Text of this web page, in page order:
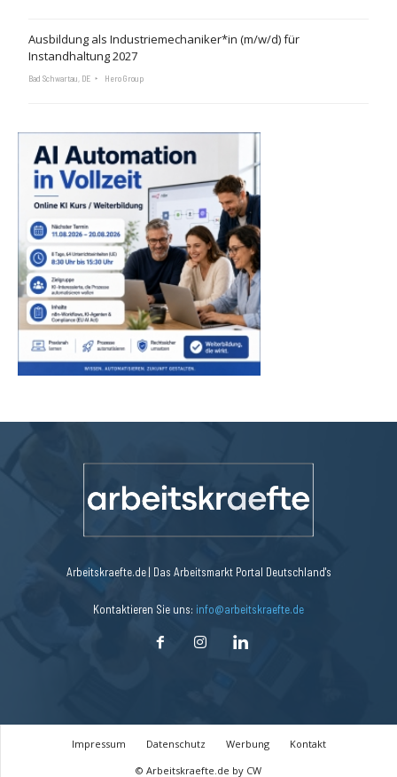
Ausbildung als Industriemechaniker*in (m/w/d) für
Instandhaltung 2027
Bad Schwartau, DE Hero Group
Arbeitskraefte.de | Das Arbeitsmarkt Portal Deutschland's
Kontaktieren Sie uns: info@arbeitskraefte.de
Impressum Datenschutz Werbung
Kontakt
© Arbeitskraefte.de by CW